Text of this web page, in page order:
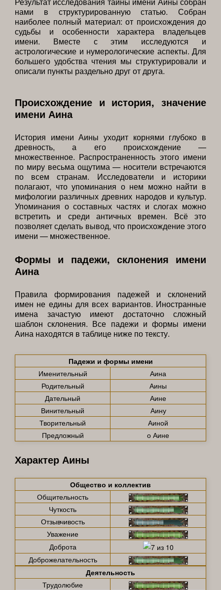
нами в структурированную статью. Собран
наиболее полный материал: от происхождения до
судьбы и особенности характера владельцев
имени. Вместе с этим исследуются и
астрологические и нумерологические аспекты. Для
большего удобства чтения мы структурировали и
описали пункты раздельно друг от друга.
Происхождение и история, значение
имени Аина
История имени Аины уходит корнями глубоко в
древность, а его происхождение —
множественное. Распространенность этого имени
по миру весьма ощутима — носители встречаются
по всем странам. Исследователи и историки
полагают, что упоминания о нем можно найти в
мифологии различных древних народов и культур.
Упоминания о составных частях и слогах можно
встретить и среди античных времен. Всё это
позволяет сделать вывод, что происхождение этого
имени — множественное.
Формы и падежи, склонения имени
Аина
Правила формирования падежей и склонений
имен не едины для всех вариантов. Иностранные
имена зачастую имеют достаточно сложный
шаблон склонения. Все падежи и формы имени
Аина находятся в таблице ниже по тексту.
Падежи и формы имени
Именительный
Аина
Родительный
Аины
Дательный
Аине
Винительный
Аину
Творительный
Аиной
Предложный
о Аине
Характер Аины
Общество и коллектив
Общительность
Чуткость
Отзывчивость
Уважение
Доброта
Доброжелательность
Деятельность
Трудолюбие